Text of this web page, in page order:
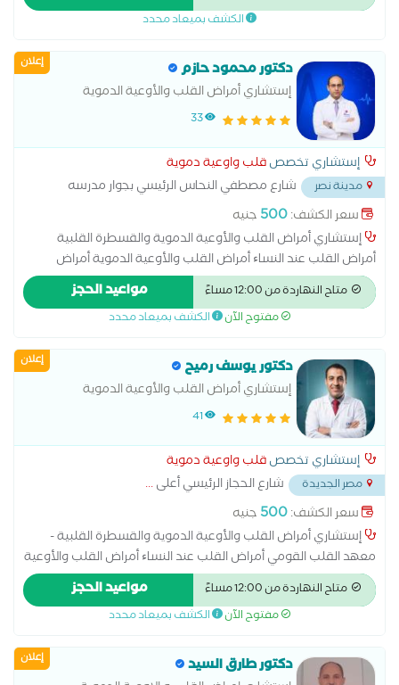
الكشف بميعاد محدد
إعلان دكتور محمود حازم
إستشاري أمراض القلب والأوعية الدموية
والقسطرة القلبية33
إستشاري تخصصقلب واوعية دموية
مدينة نصر
شارع مصطفي النحاس الرئيسي بجوار مدرسه
المنهل...
سعر الكشف:500 جنيه
إستشاري أمراض القلب والأوعية الدموية والقسطرة القلبية
أمراض القلب عند النساﺀ أمراض القلب والأوعية الدموية أمراض
شرايين القلب والذبحة الصدرية وارتقاع ضغط الدم أمراض صمام
القلب اتساع عضلة القلب اضطرابات نبض القلب اعتلال عضلة القلب
الاكتشاف المبكر لامراض القلب والشرايين التهاب بطانة القلب
القلب الطبيعي رسم القلب بالمجهود علاج ارتفاع نسبة الدهون
والكوليسترول فى الدم علاج قصور الشريان التاجى علاج هبوط عضلة
القلب متابعة النشاط الروماتيزمي والحمى الروماتيزمية متابعة ما
بعد التوسيع وتركيب الدعمات لشرايين القلب مرض الشريان التاجي
متاح النهاردة من 12:00 مساءً مواعيد الحجز
مفتوح الآن الكشف بميعاد محدد
إعلان دكتور يوسف رميح
إستشاري أمراض القلب والأوعية الدموية
والقسطرة القلبية - معهد القلب القومي
41
إستشاري تخصصقلب واوعية دموية
مصر الجديدة شارع الحجاز الرئيسي أعلى...
سعر الكشف:500 جنيه
إستشاري أمراض القلب والأوعية الدموية والقسطرة القلبية -
معهد القلب القومي أمراض القلب عند النساﺀ أمراض القلب والأوعية
الدموية أمراض شرايين القلب والذبحة الصدرية وارتقاع ضغط الدم
أمراض صمام القلب اتساع عضلة القلب اضطرابات نبض القلب اعتلال
عضلة القلب الاكتشاف المبكر لامراض القلب والشرايين التهاب بطانة
القلب رسم القلب الطبيعي رسم القلب بالمجهود علاج ارتفاع نسبة
متاح النهاردة من 12:00 مساءً مواعيد الحجز
مفتوح الآن الكشف بميعاد محدد
إعلان دكتور طارق السيد